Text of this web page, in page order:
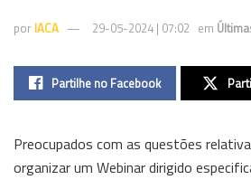
por IACA 29-05-2024 | 07:02 em
Partilhe no Facebook
Preocupados com as questões
organizar um Webinar dirigido